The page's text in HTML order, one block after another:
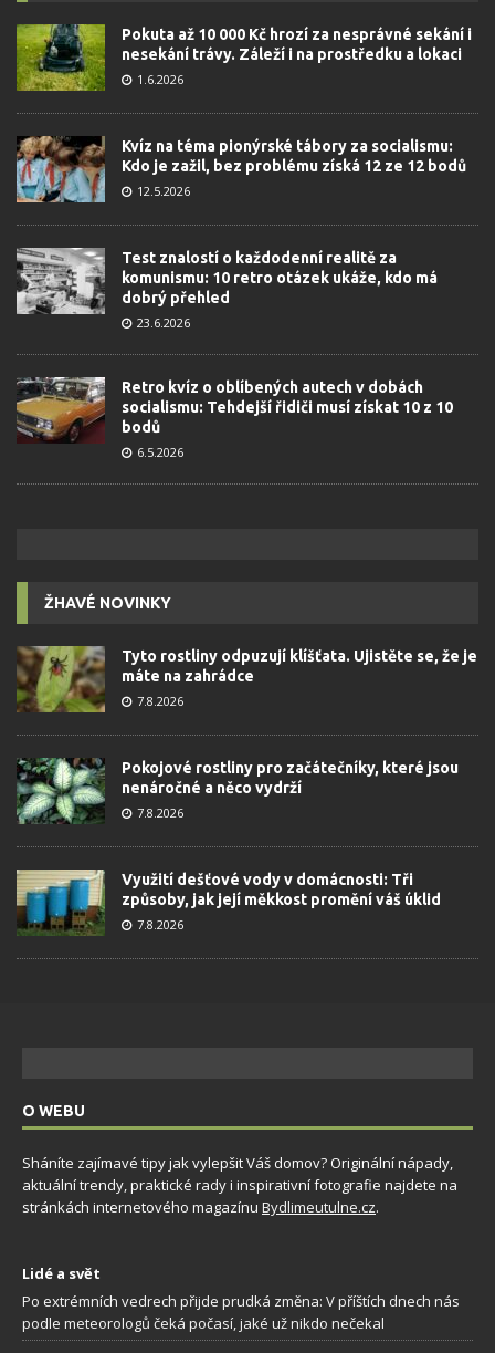
Pokuta až 10 000 Kč hrozí za nesprávné sekání i
nesekání trávy. Záleží i na prostředku a lokaci
1.6.2026
Kvíz na téma pionýrské tábory za socialismu:
Kdo je zažil, bez problému získá 12 ze 12 bodů
12.5.2026
Test znalostí o každodenní realitě za
komunismu: 10 retro otázek ukáže, kdo má
dobrý přehled
23.6.2026
Retro kvíz o oblíbených autech v dobách
socialismu: Tehdejší řidiči musí získat 10 z 10
bodů
6.5.2026
ŽHAVÉ NOVINKY
Tyto rostliny odpuzují klíšťata. Ujistěte se, že je
máte na zahrádce
7.8.2026
Pokojové rostliny pro začátečníky, které jsou
nenáročné a něco vydrží
7.8.2026
Využití dešťové vody v domácnosti: Tři
způsoby, jak její měkkost promění váš úklid
7.8.2026
O WEBU
Sháníte zajímavé tipy jak vylepšit Váš domov? Originální nápady,
aktuální trendy, praktické rady i inspirativní fotografie najdete na
stránkách internetového magazínu Bydlimeutulne.cz.
Lidé a svět
Po extrémních vedrech přijde prudká změna: V příštích dnech nás
podle meteorologů čeká počasí, jaké už nikdo nečekal